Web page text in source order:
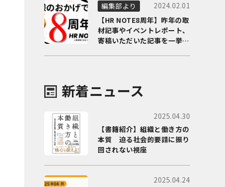
編集部より
2024.02.01
【HR NOTE8周年】昨年の取
材記事やイベントレポート、
寄稿いただいた記事を一挙に
新着ニュース
2025.04.30
【書籍紹介】組織と働き方の
本質 迫る社会的要請に振り
回されない視座
2025.04.24